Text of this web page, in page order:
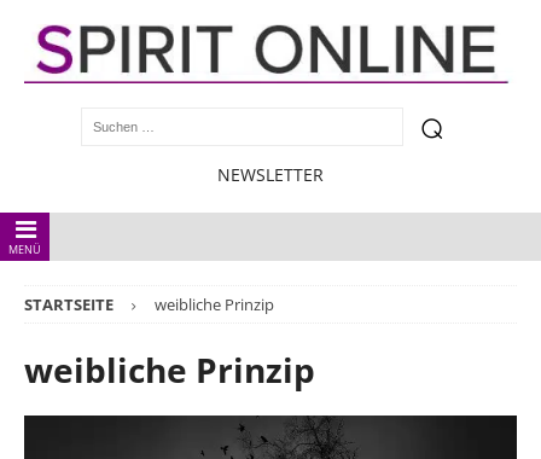
NEWSLETTER
MENÜ
STARTSEITE weibliche Prinzip
weibliche Prinzip